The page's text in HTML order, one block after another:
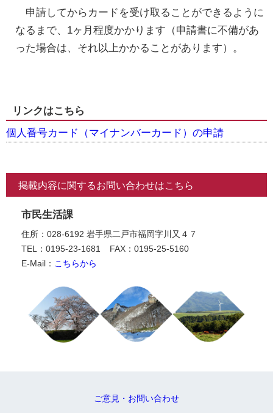
申請してからカードを受け取ることができるように
なるまで、1ヶ月程度かかります（申請書に不備があ
った場合は、それ以上かかることがあります）。
リンクはこちら
個人番号カード（マイナンバーカード）の申請
掲載内容に関するお問い合わせはこちら
市民生活課
住所：028-6192 岩手県二戸市福岡字川又４７
TEL：0195-23-1681
FAX：0195-25-5160
E-Mail： こちらから
ご意見・お問い合わせ